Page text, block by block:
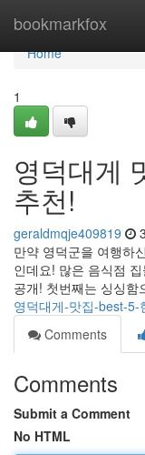
bookmarkfox
Home
Home
1
영덕대게
추천!
geraldmqje409819
만약 영덕군을 여행하
인데요! 많은 음식점
공개! 첫번째는 싱싱함
영덕대게-맛집-best-
Comments
Comments
Submit a Comment
No HTML